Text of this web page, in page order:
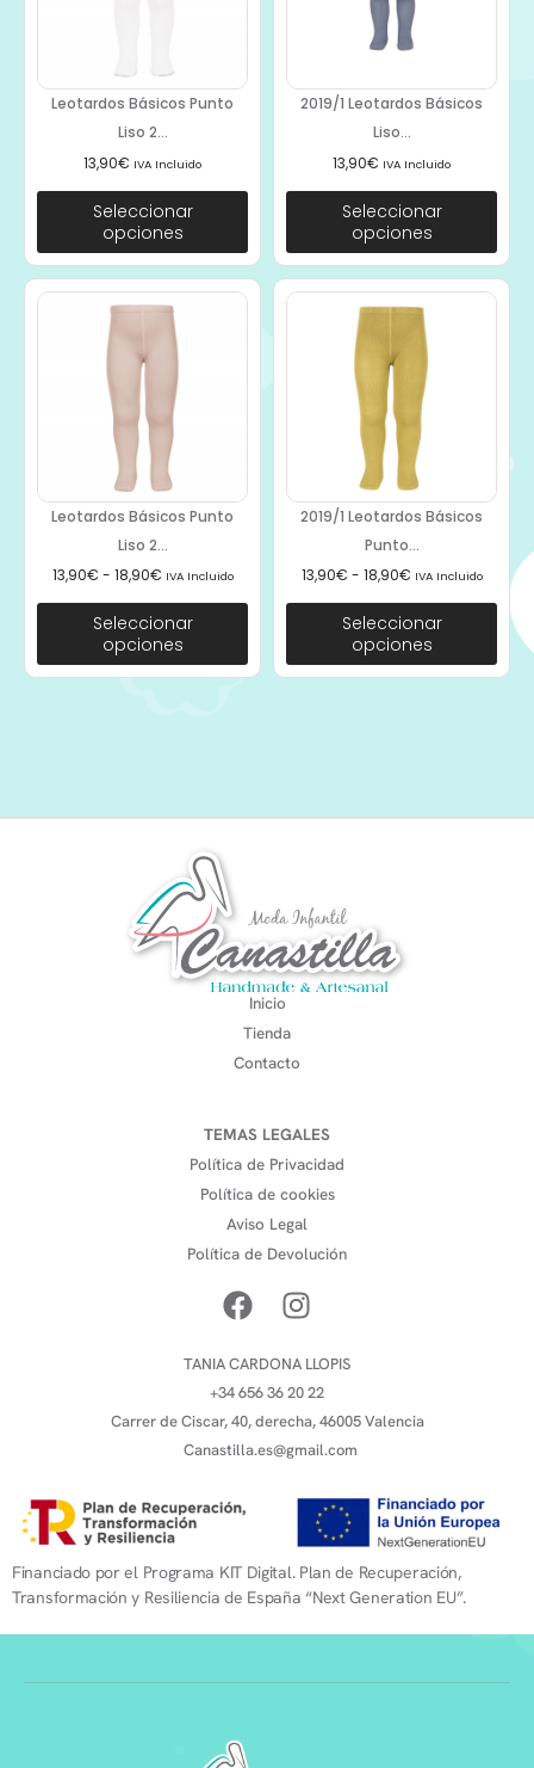
Leotardos Básicos Punto
Liso 2...
13,90€ IVA Incluido
Seleccionar
opciones
2019/1 Leotardos Básicos
Liso...
13,90€ IVA Incluido
Seleccionar
opciones
Leotardos Básicos Punto
Liso 2...
13,90€ - 18,90€ IVA Incluido
Seleccionar
opciones
2019/1 Leotardos Básicos
Punto...
13,90€ - 18,90€ IVA Incluido
Seleccionar
opciones
Inicio
Tienda
Contacto
TEMAS LEGALES
Política de Privacidad
Política de cookies
Aviso Legal
Política de Devolución
TANIA CARDONA LLOPIS
+34 656 36 20 22
Carrer de Ciscar, 40, derecha, 46005 Valencia
Canastilla.es@gmail.com
Financiado por el Programa KIT Digital. Plan de Recuperación,
Transformación y Resiliencia de España “Next Generation EU”.